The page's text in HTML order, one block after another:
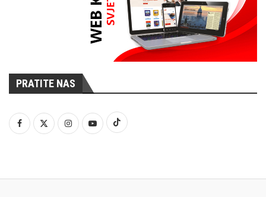
PRATITE NAS